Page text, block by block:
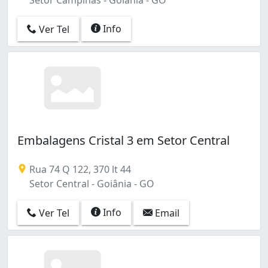
Ver Tel Info
Embalagens Cristal 3 em Setor Central
Rua 74 Q 122, 370 lt 44
Setor Central - Goiânia - GO
Ver Tel Info Email